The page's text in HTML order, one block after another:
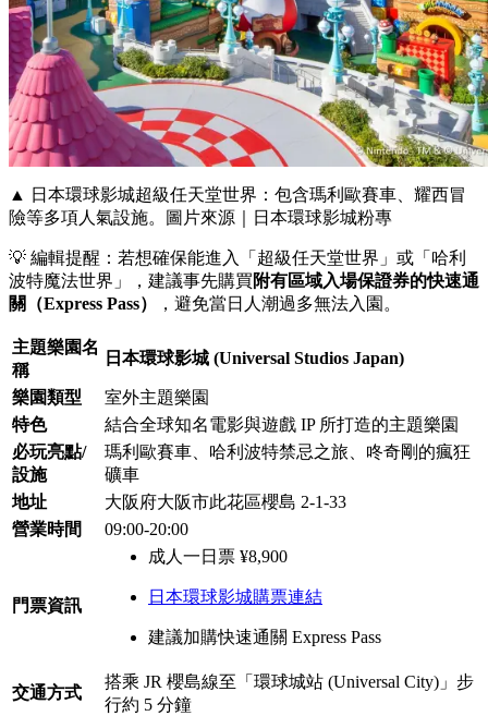
▲ 日本環球影城超級任天堂世界：包含瑪利歐賽車、耀西冒
險等多項人氣設施。圖片來源｜日本環球影城粉專
💡 編輯提醒：若想確保能進入「超級任天堂世界」或「哈利
波特魔法世界」，建議事先購買附有區域入場保證券的快速通
關（Express Pass）
，避免當日人潮過多無法入園。
主題樂園名
稱
日本環球影城 (Universal Studios Japan)
樂園類型
室外主題樂園
特色
結合全球知名電影與遊戲 IP 所打造的主題樂園
必玩亮點/
設施
瑪利歐賽車、哈利波特禁忌之旅、咚奇剛的瘋狂
礦車
地址
大阪府大阪市此花區櫻島 2-1-33
營業時間
09:00-20:00
門票資訊
成人一日票 ¥8,900
日本環球影城購票連結
建議加購快速通關 Express Pass
交通方式
搭乘 JR 櫻島線至「環球城站 (Universal City)」步
行約 5 分鐘